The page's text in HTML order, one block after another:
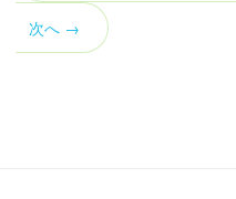
次へ →